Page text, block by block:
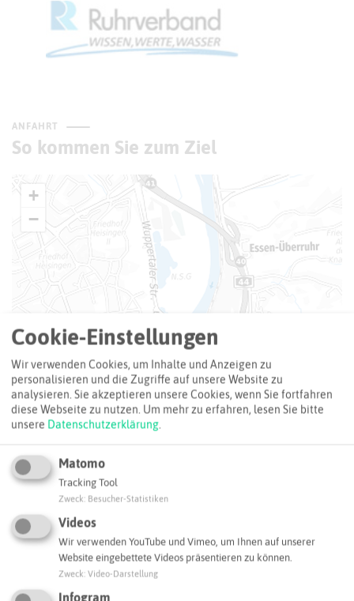
ANFAHRT
So kommen Sie zum Ziel
+
−
Leaflet
Cookie-Einstellungen
Wir verwenden Cookies, um Inhalte und Anzeigen zu
personalisieren und die Zugriffe auf unsere Website zu
analysieren. Sie akzeptieren unsere Cookies, wenn Sie fortfahren
diese Webseite zu nutzen. Um mehr zu erfahren, lesen Sie bitte
unsere Datenschutzerklärung.
Matomo
Tracking Tool
Zweck Besucher-Statistiken
Videos
Wir verwenden YouTube und Vimeo, um Ihnen auf unserer
Website eingebettete Videos präsentieren zu können.
Zweck Video-Darstellung
Infogram